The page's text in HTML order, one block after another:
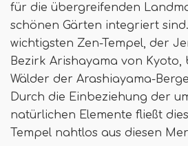
für die übergreifenden
schönen Gärten integriert
wichtigsten Zen-Tempel, der
Bezirk Arishayama von
Wälder der Arashiayama-
Durch die Einbeziehung der
natürlichen Elemente fließt
Tempel nahtlos aus diesen